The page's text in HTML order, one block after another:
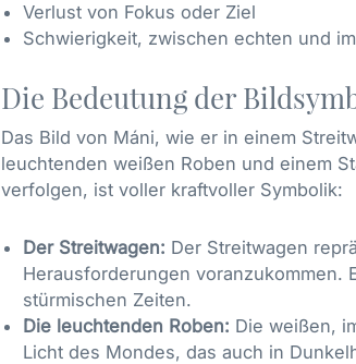
Verlust von Fokus oder Ziel
Schwierigkeit, zwischen echten und
Die Bedeutung der
Das Bild von Máni, wie er in einem
leuchtenden weißen Roben und einem
verfolgen, ist voller kraftvoller Symbolik:
Der Streitwagen: Der Streitwagen
Herausforderungen voranzukommen.
stürmischen Zeiten.
Die leuchtenden Roben: Die weißen,
Licht des Mondes, das auch in